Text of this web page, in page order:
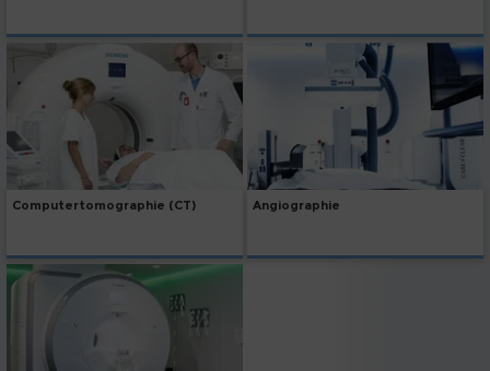
Computertomographie (CT) Angiographie